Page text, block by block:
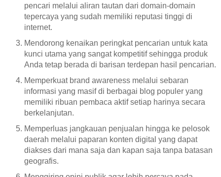
pencari melalui aliran tautan dari domain-domain
tepercaya yang sudah memiliki reputasi tinggi di
internet.
Mendorong kenaikan peringkat pencarian untuk kata
kunci utama yang sangat kompetitif sehingga produk
Anda tetap berada di barisan terdepan hasil pencarian.
Memperkuat brand awareness melalui sebaran
informasi yang masif di berbagai blog populer yang
memiliki ribuan pembaca aktif setiap harinya secara
berkelanjutan.
Memperluas jangkauan penjualan hingga ke pelosok
daerah melalui paparan konten digital yang dapat
diakses dari mana saja dan kapan saja tanpa batasan
geografis.